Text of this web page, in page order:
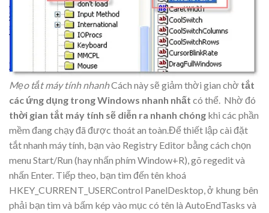
Mẹo tắt máy tính nhanhCách này sẽ giảm thời gian chờ tắt
các ứng dụng trong Windows nhanh nhất có thể. Nhờ đó
thời gian tắt máy tính sẽ diễn ra nhanh chóng khi các phần
mềm đang chạy đã được thoát an toàn.Để thiết lập cài đặt
tắt nhanh máy tính, bạn vào Registry Editor bằng cách chọn
menu Start/Run (hay nhấn phím Window+R), gõ regedit và
nhấn Enter. Tiếp theo, bạn tìm đến tên khoá
HKEY_CURRENT_USERControl PanelDesktop, ở khung bên
phải bạn tìm và bấm kép vào mục có tên là AutoEndTasks và